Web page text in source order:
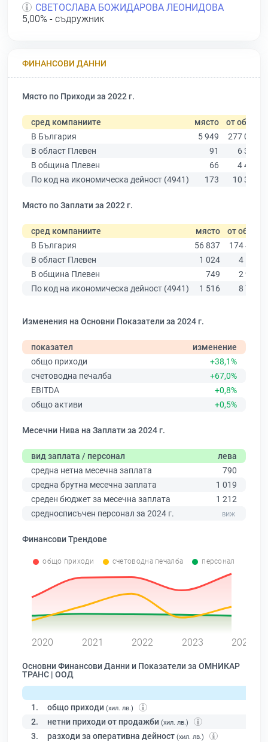
СВЕТОСЛАВА БОЖИДАРОВА ЛЕОНИДОВА
5,00% - съдружник
ФИНАНСОВИ ДАННИ
Място по Приходи за 2022 г.
сред компаниите място от общо
В България
5 949
277 019
В област Плевен
91
6 347
В община Плевен
66
4 459
По код на икономическа дейност (4941)
173 10 330
Място по Заплати за 2022 г.
сред компаниите място от общо
В България
56 837
174 403
В област Плевен
1 024
4 191
В община Плевен
749
2 923
По код на икономическа дейност (4941)
1 516 8 756
Изменения на Основни Показатели за 2024 г.
показател
изменение
общо приходи
+38,1%
счетоводна печалба
+67,0%
EBITDA
+0,8%
общо активи
+0,5%
Месечни Нива на Заплати за 2024 г.
вид заплата / персонал
лева
средна нетна месечна заплата
790
средна брутна месечна заплата
1 019
среден бюджет за месечна заплата
1 212
средносписъчен персонал за 2024 г.
Финансови Трендове
общо приходи счетоводна печалба персонал
2020 2021 2022 2023 2024
Основни Финансови Данни и Показатели за ОМНИКАР
ТРАНС | ООД
1. общо приходи (хил. лв.)
2. нетни приходи от продажби (хил. лв.)
3. разходи за оперативна дейност (хил. лв.)